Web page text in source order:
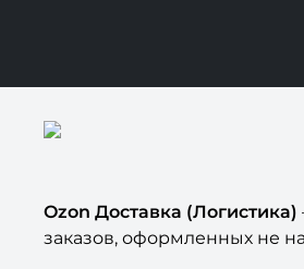
Ozon Доставка (Логистика)
заказов, оформленных не